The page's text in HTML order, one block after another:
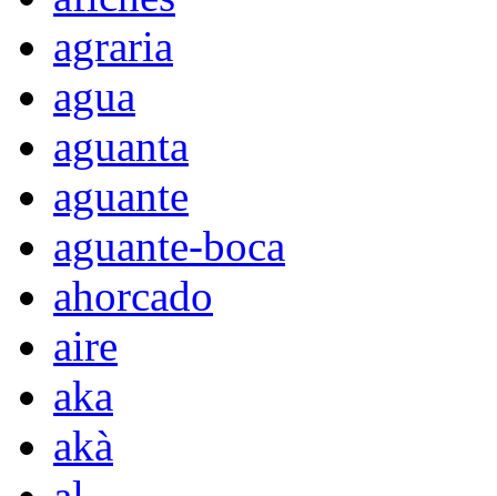
agraria
agua
aguanta
aguante
aguante-boca
ahorcado
aire
aka
akà